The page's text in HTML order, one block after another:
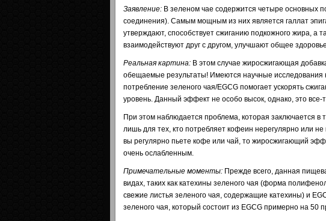
Заявление: В зеленом чае содержится четыре основных
соединения). Самым мощным из них является галлат
утверждают, способствует сжиганию подкожного жира, а
взаимодействуют друг с другом, улучшают общее
Реальная картина: В этом случае жиросжигающая
обещаемые результаты! Имеются научные исследования
потребление зеленого чая/EGCG помогает ускорять
уровень. Данный эффект не особо высок, однако, это все-
При этом наблюдается проблема, которая заключается в
лишь для тех, кто потребляет кофеин нерегулярно или
вы регулярно пьете кофе или чай, то жиросжигающий
очень ослабленным.
Примечательные моменты: Прежде всего, данная
видах, таких как катехины зеленого чая (форма
свежие листья зеленого чая, содержащие катехины) и
зеленого чая, который состоит из EGCG примерно на 50